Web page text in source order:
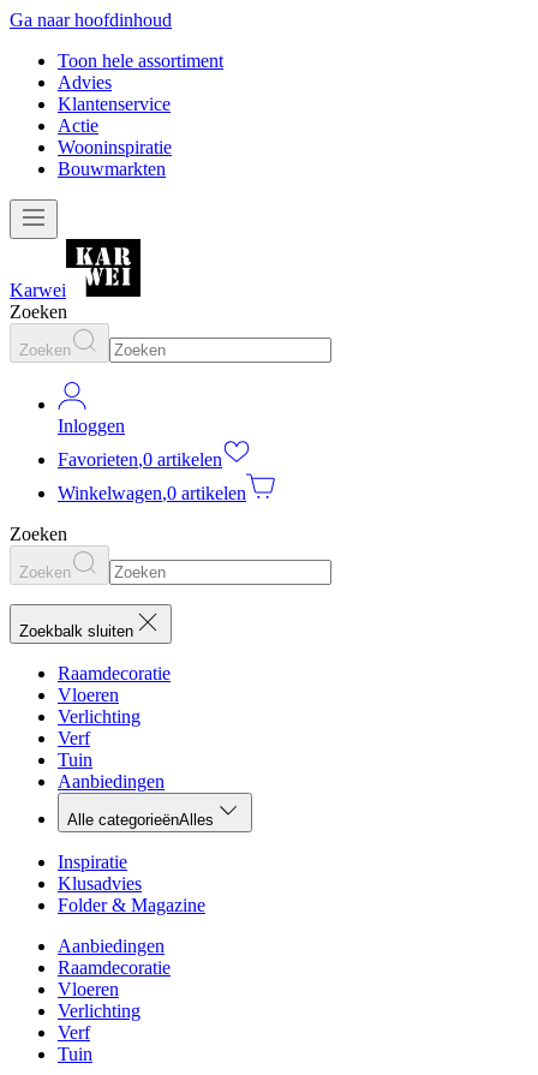
Ga naar hoofdinhoud
Toon hele assortiment
Advies
Klantenservice
Actie
Wooninspiratie
Bouwmarkten
Karwei
Zoeken
Zoeken
Inloggen
Favorieten,0 artikelen
Winkelwagen,0 artikelen
Zoeken
Zoeken
Zoekbalk sluiten
Raamdecoratie
Vloeren
Verlichting
Verf
Tuin
Aanbiedingen
Alle categorieënAlles
Inspiratie
Klusadvies
Folder & Magazine
Aanbiedingen
Raamdecoratie
Vloeren
Verlichting
Verf
Tuin